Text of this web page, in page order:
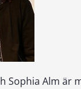
Sophia Alm är